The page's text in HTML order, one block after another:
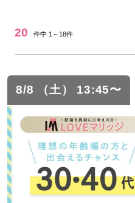
20 件中 1～18件
8/8 （土） 13:45〜